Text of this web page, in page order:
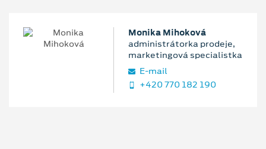
Monika Mihoková
administrátorka prodeje,
marketingová specialistka
E‑mail
+420 770 182 190